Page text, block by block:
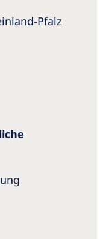
Pfalz